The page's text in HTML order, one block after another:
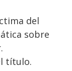
del
sobre
título.